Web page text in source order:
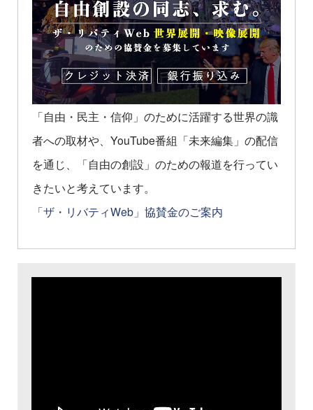
「自由・民主・信仰」のために活躍する世界の識
者への取材や、YouTube番組「未来編集」の配信
を通じ、「自由の創設」のための報道を行ってい
きたいと考えています。
「ザ・リバティWeb」協賛金のご案内